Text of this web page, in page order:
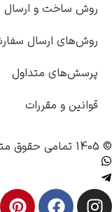
روش ساخت و ارسال
روش‌های ارسال
پرسش‌های متداول
قوانین و مقررات
© 1405 تمامی حقوق متعلق به